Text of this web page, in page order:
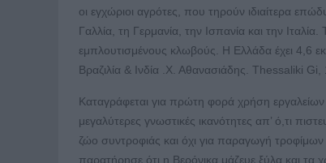
οι εγχώριοι αγρότες, που τηρούν ιδιαίτερα
Γαλλία, τη Γερμανία, την Ισπανία και την
εμπλουτισμένους κλωβούς. Η Ελλάδα έχει 4,6
Βραζιλία & Ινδία .Χ. Αθανασιάδης. Thessaliki
Καταγράφεται για πρώτη φορά χρήση
μεγαλύτερες γνωστικές ικανότητες απ’ ό,τι
ζώο συντροφιάς και όχι για παραγωγή τροφίμων
παρατήρησε ότι η Βερόνικα μάζευε ξύλα και τα